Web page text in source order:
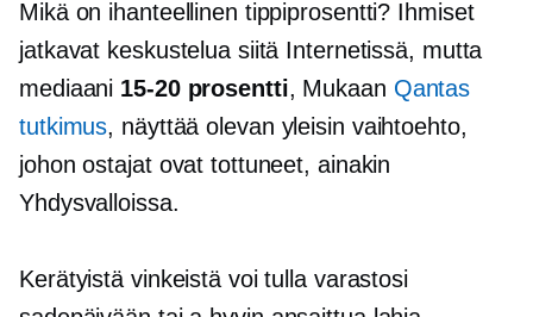
Mikä on ihanteellinen tippiprosentti? Ihmiset
jatkavat keskustelua siitä Internetissä, mutta
mediaani 15-20prosentti, Mukaan Qantas
tutkimus, näyttää olevan yleisin vaihtoehto,
johon ostajat ovat tottuneet, ainakin
Yhdysvalloissa.
Kerätyistä vinkeistä voi tulla varastosi